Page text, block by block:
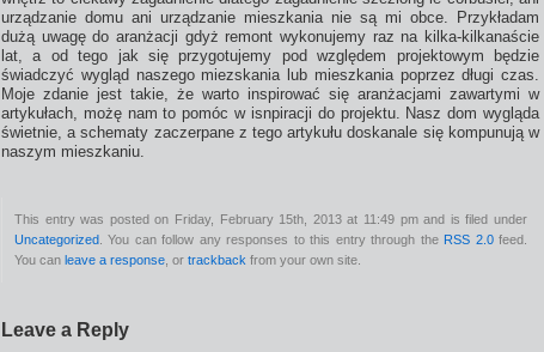
urządzanie domu ani urządzanie mieszkania nie są mi obce. Przykładam
dużą uwagę do aranżacji gdyż remont wykonujemy raz na kilka-kilkanaście
lat, a od tego jak się przygotujemy pod względem projektowym będzie
świadczyć wygląd naszego miezskania lub mieszkania poprzez długi czas.
Moje zdanie jest takie, że warto inspirować się aranżacjami zawartymi w
artykułach, możę nam to pomóc w isnpiracji do projektu. Nasz dom wygląda
świetnie, a schematy zaczerpane z tego artykułu doskanale się kompunują w
naszym mieszkaniu.
This entry was posted on Friday, February 15th, 2013 at 11:49 pm and is filed under
Uncategorized . You can follow any responses to this entry through the RSS 2.0feed.
You can leave a response , or trackback from your own site.
Leave a Reply